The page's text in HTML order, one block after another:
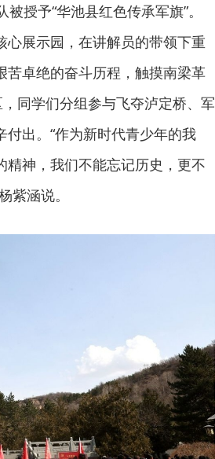
授予“华池县红色传承军旗”。
展示园，在讲解员的带领下重
卓绝的奋斗历程，触摸南梁革
同学们分组参与飞夺泸定桥、军
出。“作为新时代青少年的我
神，我们不能忘记历史，更不
紫涵说。